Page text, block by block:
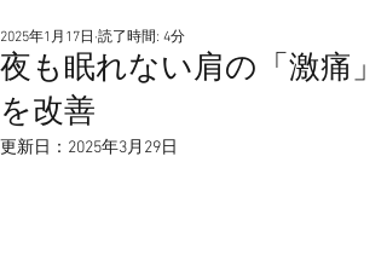
夜も眠れない肩の「激痛」
を改善
2025年1月17日 読了時間: 4分
更新日： 2025年3月29日